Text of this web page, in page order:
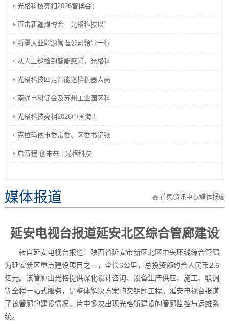
光格科技亮相2026智博会：
直击新疆煤博会｜光格科技以“
新疆天业能源管理公司领导一行
从人工巡检到智能感知，光格科
光格科技四足智能巡检机器人亮
南通市科促会及苏州工业园区科
光格科技亮相2026中国海上
克拉玛依市委常委、区委书记张
启新程 创未来 | 光格科技
首页/资讯中心/媒体报道
媒体报道
延安电视台报道延安北区综合管廊建设
转自延安电视台报道：陕西省延安市新区北区中央环线综合管廊
为延安新区重点建设项目之一，全长6公里，总投资额约合人民币2.6
亿元。该管廊由光格提供深化设计咨询、设备生产供应、施工、联调
等全程一站式服务，是整体解决方案的交钥匙工程。延安电视台报道
了该管廊的建设情况，片中多次出现光格所建设的管廊监控与运维系
统。